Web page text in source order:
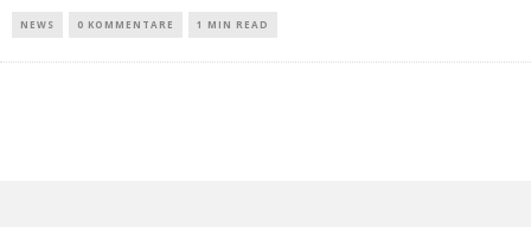
NEWS 0 KOMMENTARE 1 MIN READ